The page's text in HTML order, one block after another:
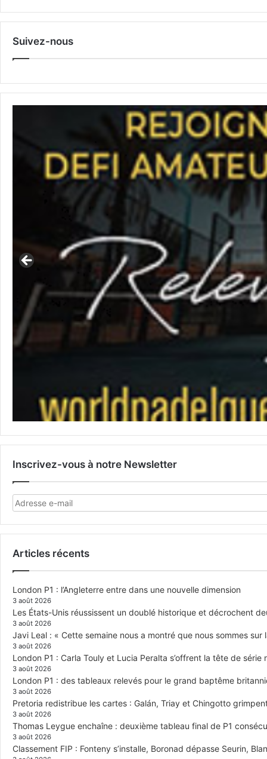
Suivez-nous
Inscrivez-vous à notre Newsletter
Articles récents
London P1 : l’Angleterre entre dans une nouvelle dimension
3 août 2026
Les États-Unis réussissent un doublé historique et décrochent
3 août 2026
Javi Leal : « Cette semaine nous a montré que nous sommes sur
3 août 2026
London P1 : Carla Touly et Lucia Peralta s’offrent la tête de série
3 août 2026
London P1 : des tableaux relevés pour le grand baptême
3 août 2026
Pretoria redistribue les cartes : Galán, Triay et Chingotto
3 août 2026
Thomas Leygue enchaîne : deuxième tableau final de P1
3 août 2026
Classement FIP : Fonteny s’installe, Boronad dépasse Seurin,